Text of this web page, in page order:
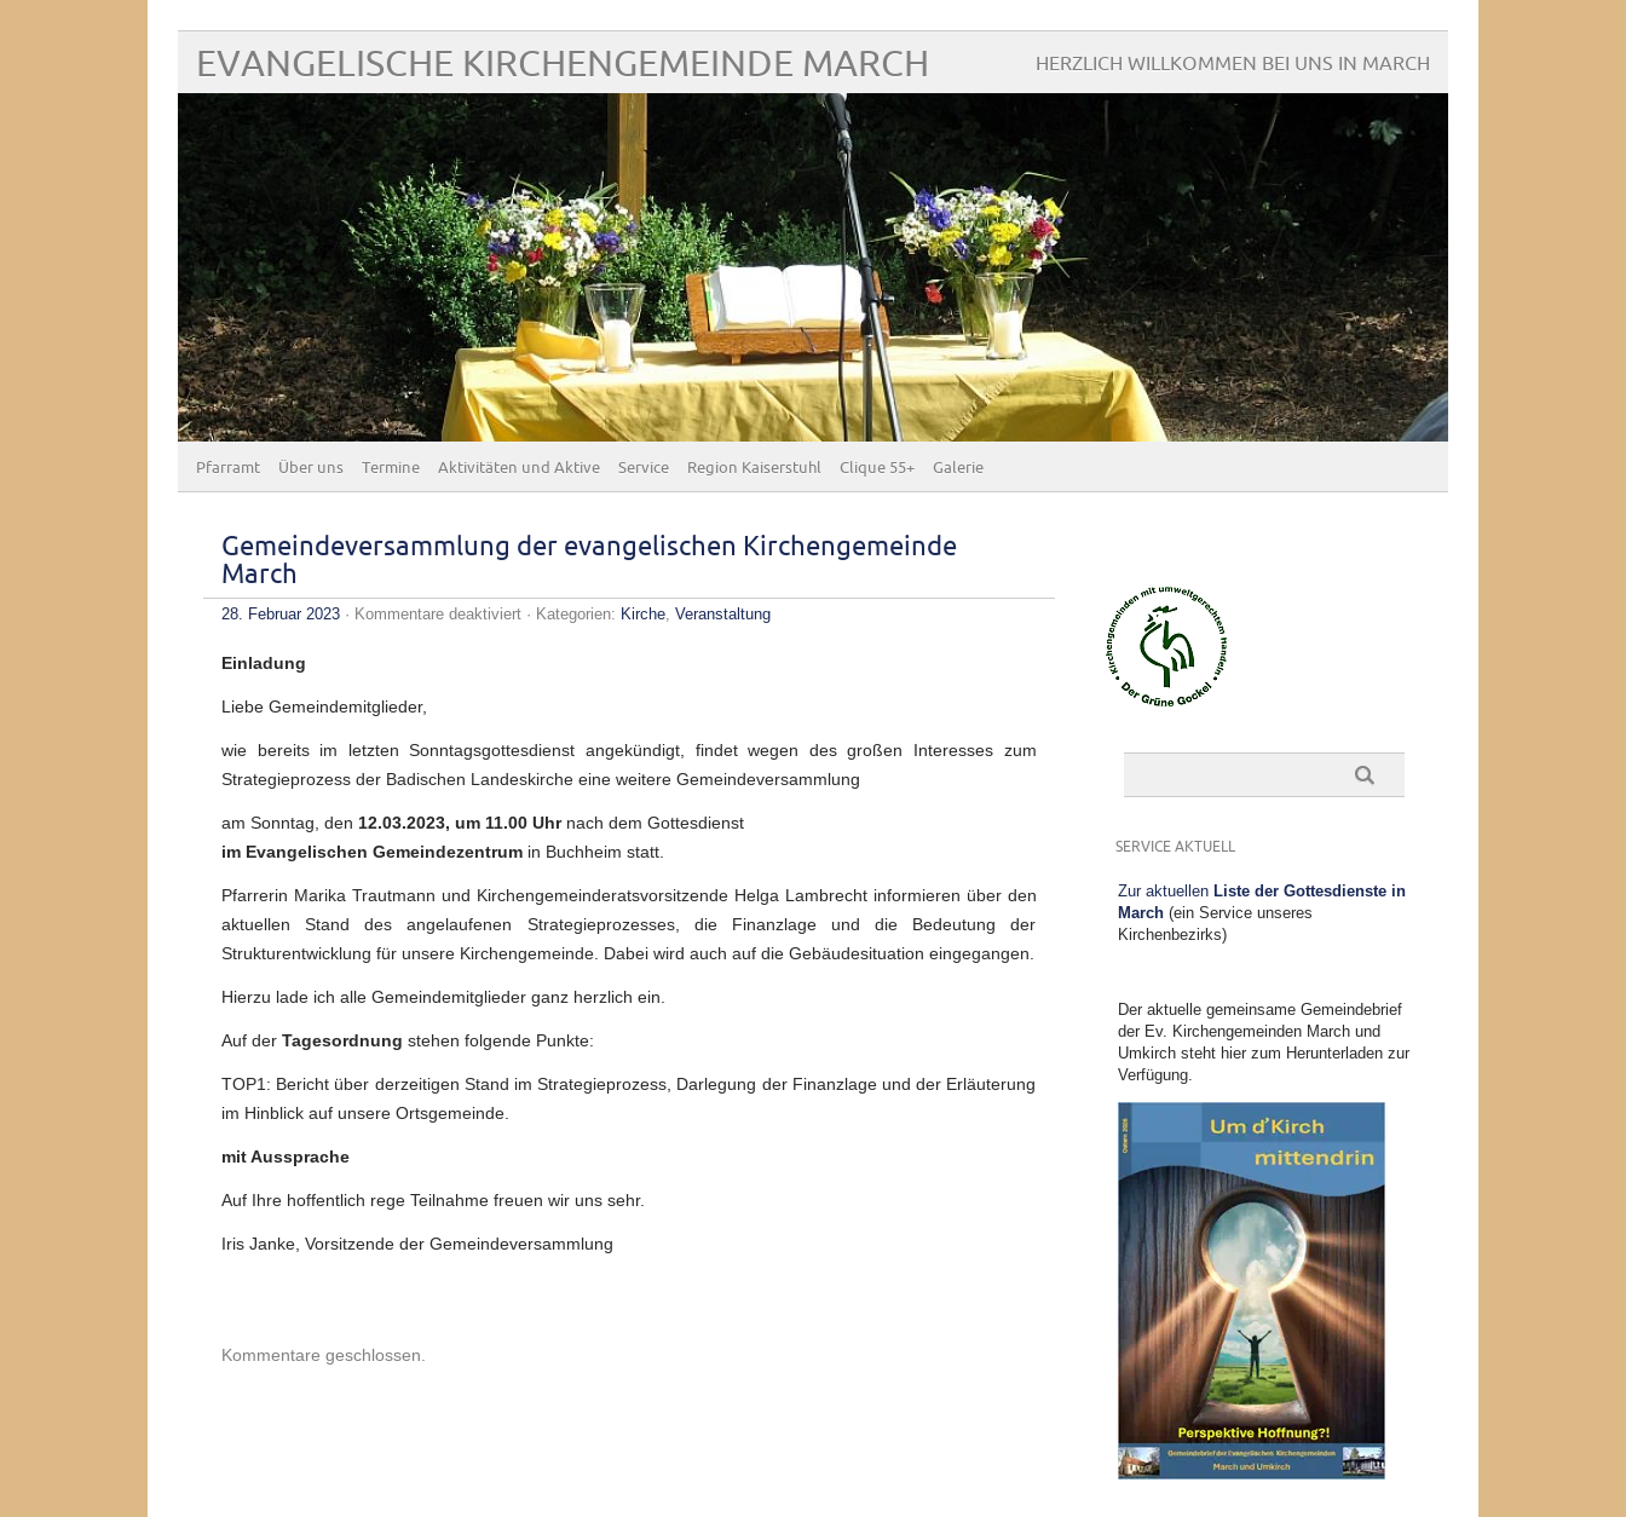
EVANGELISCHE KIRCHENGEMEINDE MARCH HERZLICH WILLKOMMEN BEI UNS IN MARCH
Pfarramt Über uns Termine Aktivitäten und Aktive Service Region Kaiserstuhl Clique 55+ Galerie
Gemeindeversammlung der evangelischen Kirchengemeinde
March
28. Februar 2023 · Kommentare deaktiviertfür· Kategorien: Kirche, Veranstaltung
Einladung
Liebe Gemeindemitglieder,
wie bereits im letzten Sonntagsgottesdienst angekündigt, findet wegen des großen Interesses zum
Strategieprozess der Badischen Landeskirche eine weitere Gemeindeversammlung
am Sonntag, den 12.03.2023, um 11.00 Uhrnach dem Gottesdienst
im Evangelischen Gemeindezentrum in Buchheim statt.
Pfarrerin Marika Trautmann und Kirchengemeinderatsvorsitzende Helga Lambrecht informieren über den
aktuellen Stand des angelaufenen Strategieprozesses, die Finanzlage und die Bedeutung der
Strukturentwicklung für unsere Kirchengemeinde. Dabei wird auch auf die Gebäudesituation eingegangen.
Hierzu lade ich alle Gemeindemitglieder ganz herzlich ein.
Auf der Tagesordnung stehen folgende Punkte:
TOP1: Bericht über derzeitigen Stand im Strategieprozess, Darlegung der Finanzlage und der Erläuterung
im Hinblick auf unsere Ortsgemeinde.
mit Aussprache
Auf Ihre hoffentlich rege Teilnahme freuen wir uns sehr.
Iris Janke, Vorsitzende der Gemeindeversammlung
Kommentare geschlossen.
SERVICE AKTUELL
Zur aktuellen Liste der Gottesdienste in
March(ein Service unseres
Kirchenbezirks)
Der aktuelle gemeinsame Gemeindebrief
der Ev. Kirchengemeinden March und
Umkirch steht hier zum Herunterladen zur
Verfügung.